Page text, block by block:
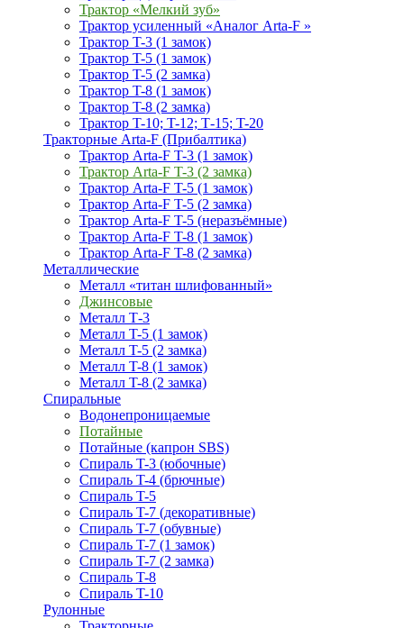
Трактор «Мелкий зуб»
Трактор усиленный «Аналог Arta-F »
Трактор T-3 (1 замок)
Трактор T-5 (1 замок)
Трактор T-5 (2 замка)
Трактор T-8 (1 замок)
Трактор T-8 (2 замка)
Трактор T-10; T-12; Т-15; T-20
Тракторные Arta-F (Прибалтика)
Трактор Arta-F T-3 (1 замок)
Трактор Arta-F T-3 (2 замка)
Трактор Arta-F T-5 (1 замок)
Трактор Arta-F T-5 (2 замка)
Трактор Arta-F T-5 (неразъёмные)
Трактор Arta-F T-8 (1 замок)
Трактор Arta-F T-8 (2 замка)
Металлические
Металл «титан шлифованный»
Джинсовые
Металл Т-3
Металл T-5 (1 замок)
Металл T-5 (2 замка)
Металл T-8 (1 замок)
Металл T-8 (2 замка)
Спиральные
Водонепроницаемые
Потайные
Потайные (капрон SBS)
Спираль T-3 (юбочные)
Спираль T-4 (брючные)
Спираль T-5
Спираль T-7 (декоративные)
Спираль T-7 (обувные)
Спираль T-7 (1 замок)
Спираль T-7 (2 замка)
Спираль T-8
Спираль T-10
Рулонные